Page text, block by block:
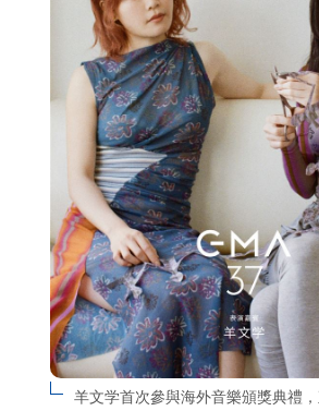
羊文学首次參與海外音樂頒獎典禮，